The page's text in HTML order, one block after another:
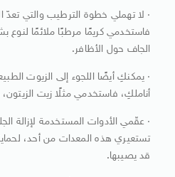
· لا تهملي خطوة الترطيب والتي تعدّ
فاستخدمي كريمًا مرطبًا ملائمًا لنوع
الجاف حول الأظافر.
· يمكنكِ أيضًا اللجوء إلى الزيوت
أناملكِ، فاستخدمي مثلًا زيت
· عقّمي الأدوات المستخدمة لإزالة
تستعيري هذه المعدات من أحد،
قد يصيبها.